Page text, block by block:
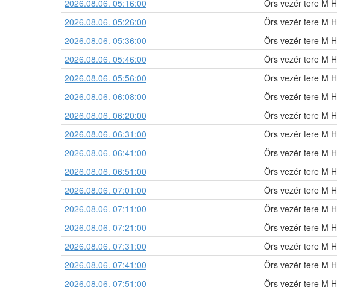
2026.08.06. 05:16:00
Örs vezér tere M H
2026.08.06. 05:26:00
Örs vezér tere M H
2026.08.06. 05:36:00
Örs vezér tere M H
2026.08.06. 05:46:00
Örs vezér tere M H
2026.08.06. 05:56:00
Örs vezér tere M H
2026.08.06. 06:08:00
Örs vezér tere M H
2026.08.06. 06:20:00
Örs vezér tere M H
2026.08.06. 06:31:00
Örs vezér tere M H
2026.08.06. 06:41:00
Örs vezér tere M H
2026.08.06. 06:51:00
Örs vezér tere M H
2026.08.06. 07:01:00
Örs vezér tere M H
2026.08.06. 07:11:00
Örs vezér tere M H
2026.08.06. 07:21:00
Örs vezér tere M H
2026.08.06. 07:31:00
Örs vezér tere M H
2026.08.06. 07:41:00
Örs vezér tere M H
2026.08.06. 07:51:00
Örs vezér tere M H